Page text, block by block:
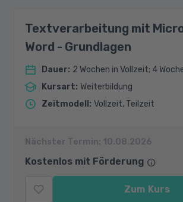
Textverarbeitung mit
Word - Grundlagen
Dauer: 2 Wochen in Vollzeit; 4
Kursart: Weiterbildung
Zeitmodell : Vollzeit, Teilzeit
Nächster Termin: 10.08.2026
Kostenlos mit Förderung
Zum Kurs